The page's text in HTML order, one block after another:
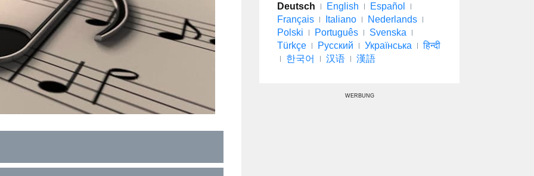
Deutsch English
Español
Français
Italiano
Nederlands
Polski
Português
Svenska
Türkçe
Русский Українська
हिन्दी
한국어
汉语 漢語
WERBUNG